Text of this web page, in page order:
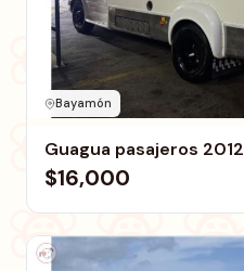
Bayamón
Guagua pasajeros 2012
$16,000